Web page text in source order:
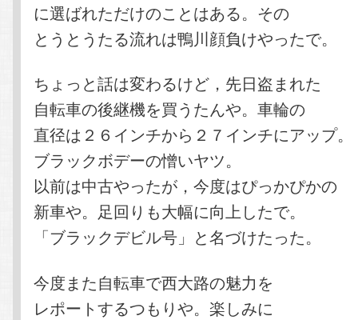
に選ばれただけのことはある。その
とうとうたる流れは鴨川顔負けやったで。
ちょっと話は変わるけど，先日盗まれた
自転車の後継機を買うたんや。車輪の
直径は２６インチから２７インチにアップ。
ブラックボデーの憎いヤツ。
以前は中古やったが，今度はぴっかぴかの
新車や。足回りも大幅に向上したで。
「ブラックデビル号」と名づけたった。
今度また自転車で西大路の魅力を
レポートするつもりや。楽しみに